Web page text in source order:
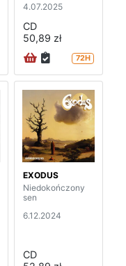
4.07.2025
CD
50,89 zł
72H
EXODUS
Niedokończony
sen
6.12.2024
CD